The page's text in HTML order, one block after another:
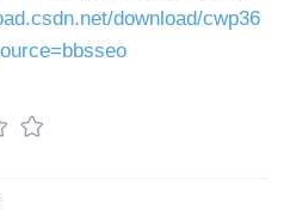
download/cwp36